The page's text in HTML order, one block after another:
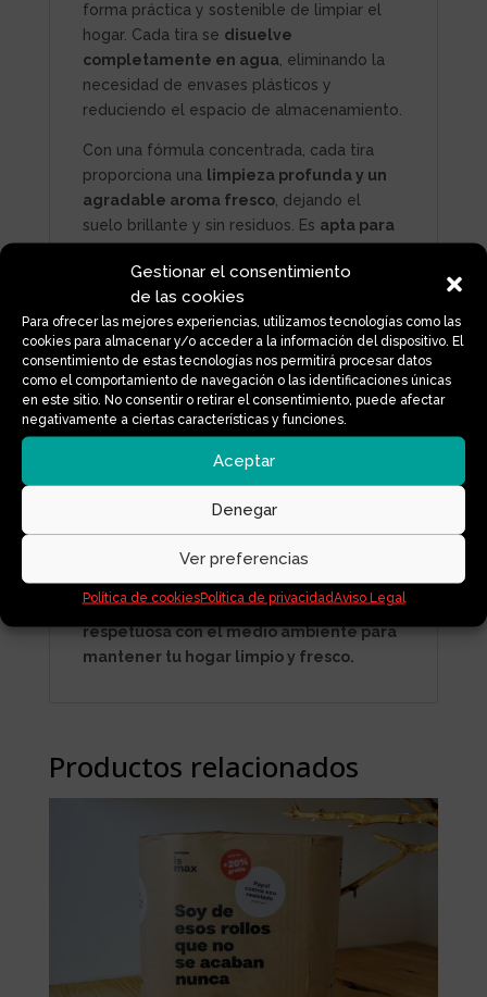
Gestionar el consentimiento
de las cookies
Para ofrecer las mejores experiencias, utilizamos tecnologías como las
cookies para almacenar y/o acceder a la información del dispositivo. El
consentimiento de estas tecnologías nos permitirá procesar datos
como el comportamiento de navegación o las identificaciones únicas
en este sitio. No consentir o retirar el consentimiento, puede afectar
negativamente a ciertas características y funciones.
Aceptar
Denegar
Ver preferencias
Política de cookiesPolítica de privacidadAviso Legal
forma práctica y sostenible de limpiar el
hogar. Cada tira se disuelve
completamente en agua, eliminando la
necesidad de envases plásticos y
reduciendo el espacio de almacenamiento.
Con una fórmula concentrada, cada tira
proporciona una limpieza profunda y un
agradable aroma fresco, dejando el
suelo brillante y sin residuos. Es apta para
madera, cerámica o mármol.
Modo de uso:
Colocauna tira en el cubo vacío.
Añade agua (fría o templada) y deja que se
disuelva por completo.
Una solución ligera, práctica y
respetuosa con el medio ambiente para
mantener tu hogar limpio y fresco.
Productos relacionados